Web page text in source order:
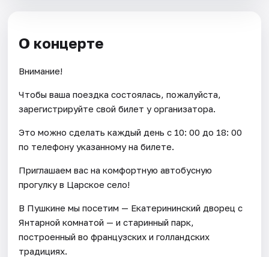
О концерте
Внимание!
Чтобы ваша поездка состоялась, пожалуйста,
зарегистрируйте свой билет у организатора.
Это можно сделать каждый день c 10: 00 до 18: 00
по телефону указанному на билете.
Приглашаем вас на комфортную автобусную
прогулку в Царское село!
В Пушкине мы посетим — Екатерининский дворец с
Янтарной комнатой — и старинный парк,
построенный во французских и голландских
традициях.